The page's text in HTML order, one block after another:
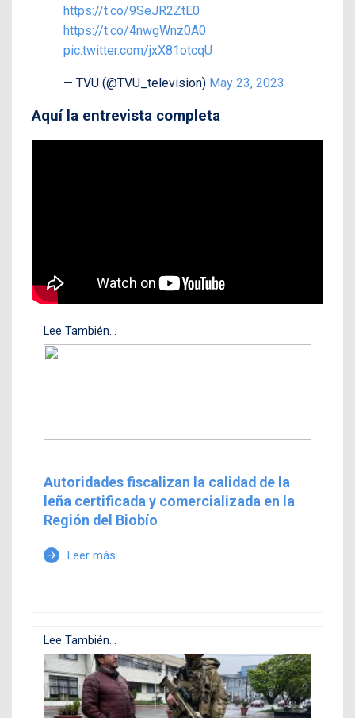
https://t.co/9SeJR2ZtE0
https://t.co/4nwgWnz0A0
pic.twitter.com/jxX81otcqU
— TVU (@TVU_television) May 23, 2023
Aquí la entrevista completa
Lee También...
Autoridades fiscalizan la calidad de la
leña certificada y comercializada en la
Región del Biobío
arrow_forward Leer más
Lee También...